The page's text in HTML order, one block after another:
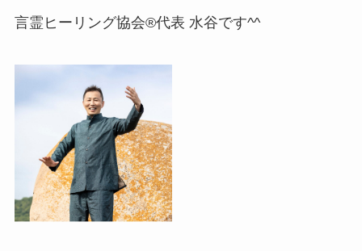
言霊ヒーリング協会®代表 水谷です^^